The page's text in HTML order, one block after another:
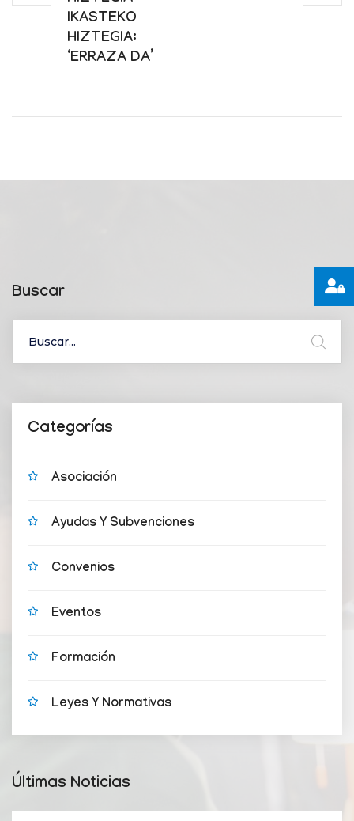
IKASTEKO
HIZTEGIA:
‘ERRAZA DA’
Buscar
Categorías
Asociación
Ayudas Y Subvenciones
Convenios
Eventos
Formación
Leyes Y Normativas
Últimas Noticias